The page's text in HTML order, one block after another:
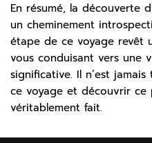
En résumé, la découverte
un cheminement
étape de ce voyage revêt
vous conduisant vers une
significative. Il n’est
ce voyage et découvrir
véritablement fait.